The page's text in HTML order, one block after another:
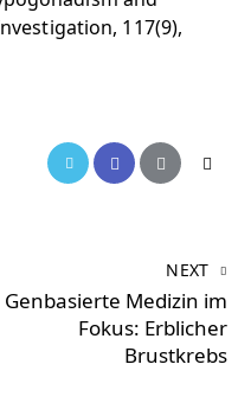
117(9),
NEXT
Genbasierte Medizin im
Fokus: Erblicher
Brustkrebs